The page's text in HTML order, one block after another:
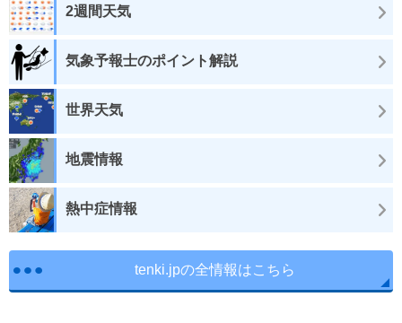
2週間天気
気象予報士のポイント解説
世界天気
地震情報
熱中症情報
tenki.jpの全情報はこちら